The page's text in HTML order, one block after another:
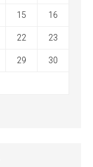
15 16
22 23
29 30